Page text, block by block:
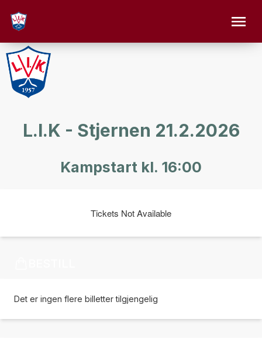
L.I.K - Stjernen 21.2.2026
Kampstart kl. 16:00
Tickets Not Available
Det er ingen flere billetter tilgjengelig